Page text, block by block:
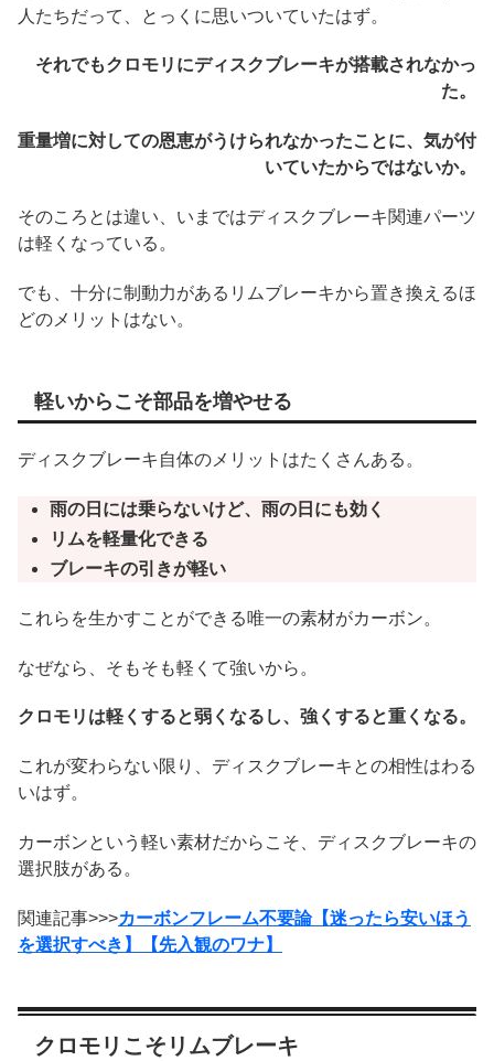
人たちだって、とっくに思いついていたはず。
それでもクロモリにディスクブレーキが搭載されなかっ
た。
重量増に対しての恩恵がうけられなかったことに、気が付
いていたからではないか。
そのころとは違い、いまではディスクブレーキ関連パーツ
は軽くなっている。
でも、十分に制動力があるリムブレーキから置き換えるほ
どのメリットはない。
軽いからこそ部品を増やせる
ディスクブレーキ自体のメリットはたくさんある。
雨の日には乗らないけど、雨の日にも効く
リムを軽量化できる
ブレーキの引きが軽い
これらを生かすことができる唯一の素材がカーボン。
なぜなら、そもそも軽くて強いから。
クロモリは軽くすると弱くなるし、強くすると重くなる。
これが変わらない限り、ディスクブレーキとの相性はわる
いはず。
カーボンという軽い素材だからこそ、ディスクブレーキの
選択肢がある。
関連記事>>>カーボンフレーム不要論【迷ったら安いほう
を選択すべき】【先入観のワナ】
クロモリこそリムブレーキ